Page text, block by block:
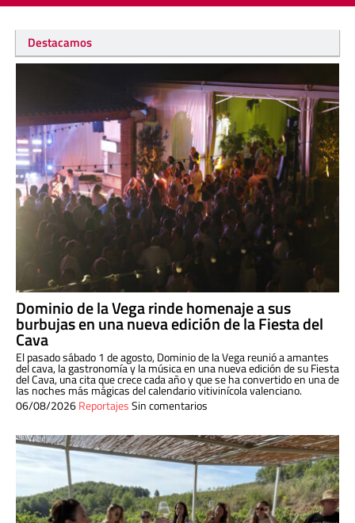
Destacamos
Dominio de la Vega rinde homenaje a sus
burbujas en una nueva edición de la Fiesta del
Cava
El pasado sábado 1 de agosto, Dominio de la Vega reunió a amantes
del cava, la gastronomía y la música en una nueva edición de su Fiesta
del Cava, una cita que crece cada año y que se ha convertido en una de
las noches más mágicas del calendario vitivinícola valenciano.
06/08/2026ReportajesSin comentarios